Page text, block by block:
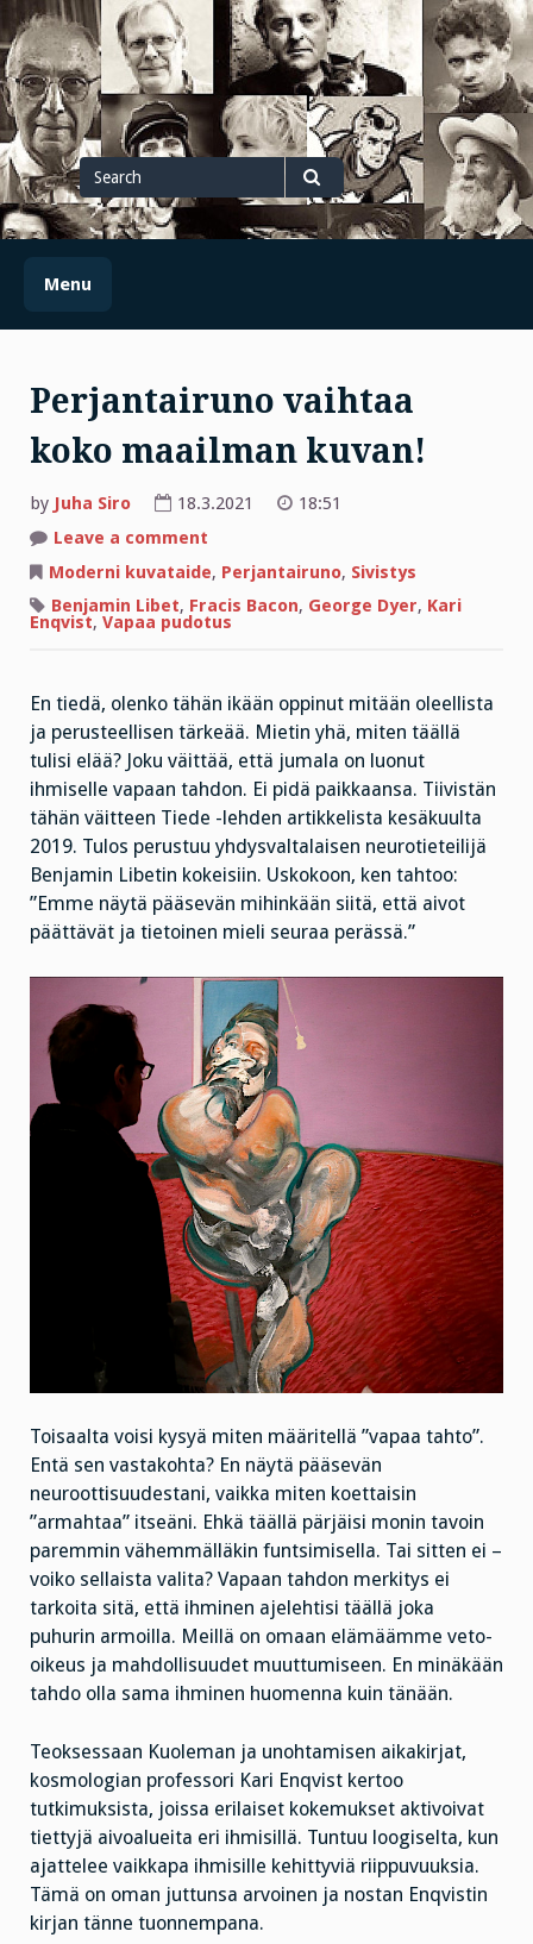
Skip
to
content
Search
for
Search
Menu
Perjantairuno vaihtaa
koko maailman kuvan!
by Juha Siro 18.3.2021
18:51
Leave a comment
vaihtaa
koko
maailman
kuvan!
Moderni kuvataide, Perjantairuno, Sivistys
Benjamin Libet, Fracis Bacon, George Dyer, Kari
Enqvist, Vapaa pudotus
En tiedä, olenko tähän ikään oppinut mitään oleellista
ja perusteellisen tärkeää. Mietin yhä, miten täällä
tulisi elää? Joku väittää, että jumala on luonut
ihmiselle vapaan tahdon. Ei pidä paikkaansa. Tiivistän
tähän väitteen Tiede -lehden artikkelista kesäkuulta
2019. Tulos perustuu yhdysvaltalaisen neurotieteilijä
Benjamin Libetin kokeisiin. Uskokoon, ken tahtoo:
”Emme näytä pääsevän mihinkään siitä, että aivot
päättävät ja tietoinen mieli seuraa perässä.”
Toisaalta voisi kysyä miten määritellä ”vapaa tahto”.
Entä sen vastakohta? En näytä pääsevän
neuroottisuudestani, vaikka miten koettaisin
”armahtaa” itseäni. Ehkä täällä pärjäisi monin tavoin
paremmin vähemmälläkin funtsimisella. Tai sitten ei –
voiko sellaista valita? Vapaan tahdon merkitys ei
tarkoita sitä, että ihminen ajelehtisi täällä joka
puhurin armoilla. Meillä on omaan elämäämme veto-
oikeus ja mahdollisuudet muuttumiseen. En minäkään
tahdo olla sama ihminen huomenna kuin tänään.
Teoksessaan Kuoleman ja unohtamisen aikakirjat,
kosmologian professori Kari Enqvist kertoo
tutkimuksista, joissa erilaiset kokemukset aktivoivat
tiettyjä aivoalueita eri ihmisillä. Tuntuu loogiselta, kun
ajattelee vaikkapa ihmisille kehittyviä riippuvuuksia.
Tämä on oman juttunsa arvoinen ja nostan Enqvistin
kirjan tänne tuonnempana.